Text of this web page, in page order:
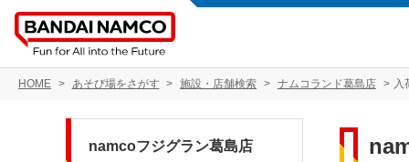
HOME あそび場をさがす 施設・店舗検索 ナムコランド葛島店 入
namcoフジグラン葛島店